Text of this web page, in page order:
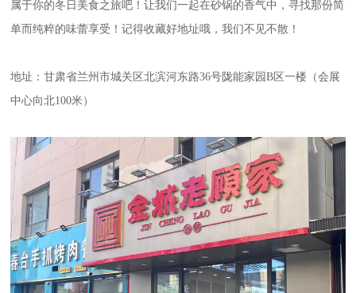
属于你的冬日美食之旅吧！让我们一起在砂锅的香气中，寻找那份简
单而纯粹的味蕾享受！记得收藏好地址哦，我们不见不散！
地址：甘肃省兰州市城关区北滨河东路36号陇能家园B区一楼（会展
中心向北100米）